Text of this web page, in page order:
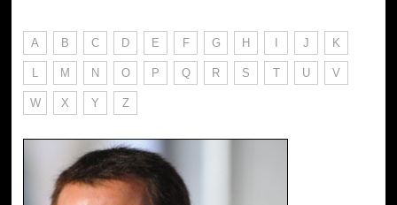
A B C D E F G H I J K
L M N O P Q R S T U V
W X Y Z